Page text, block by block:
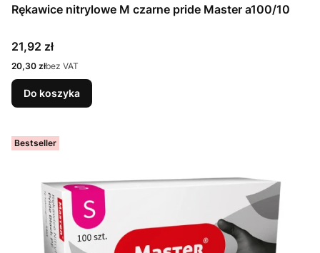
Rękawice nitrylowe M czarne pride Master a100/10
Cena
21,92 zł
Cena
20,30 złbez VAT
Do koszyka
Bestseller